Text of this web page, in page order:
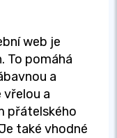
web je
To pomáhá
a
a
přátelského
také vhodné